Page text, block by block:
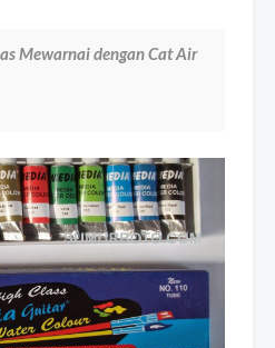
Mewarnai dengan Cat Air